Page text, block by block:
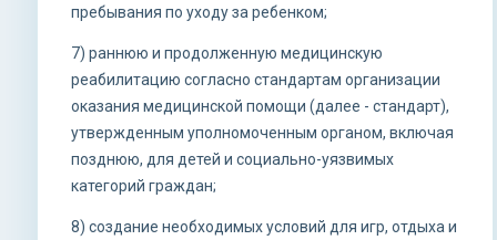
пребывания по уходу за ребенком;
7) раннюю и продолженную медицинскую
реабилитацию согласно стандартам организации
оказания медицинской помощи (далее - стандарт),
утвержденным уполномоченным органом, включая
позднюю, для детей и социально-уязвимых
категорий граждан;
8) создание необходимых условий для игр, отдыха и